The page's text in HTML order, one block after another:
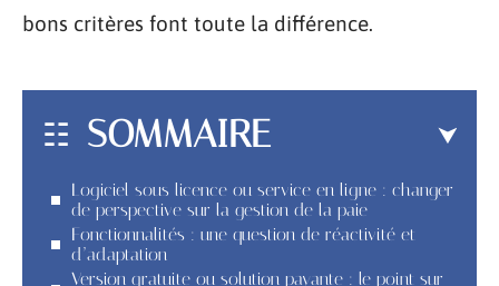
bons critères font toute la différence.
SOMMAIRE
Logiciel sous licence ou service en ligne : changer
de perspective sur la gestion de la paie
Fonctionnalités : une question de réactivité et
d’adaptation
Version gratuite ou solution payante : le point sur